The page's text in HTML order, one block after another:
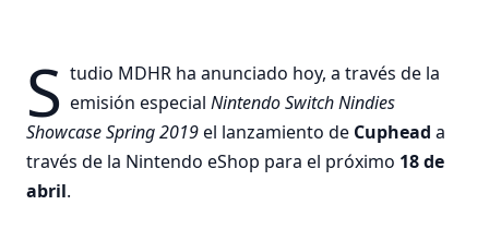
S tudio MDHR ha anunciado hoy, a través de la
emisión especialNintendo Switch Nindies
Showcase Spring 2019el lanzamiento de Cuphead a
través de la Nintendo eShop para el próximo 18 de
abril.